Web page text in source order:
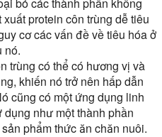
protein côn trùng dễ tiêu
cơ các vấn đề về tiêu hóa ở
nó.
trùng có thể có hương vị và
khiến nó trở nên hấp dẫn
cũng có một ứng dụng linh
như một thành phần
phẩm thức ăn chăn nuôi.